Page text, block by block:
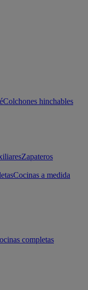
Colchones hinchables
Zapateros
Cocinas a medida
completas